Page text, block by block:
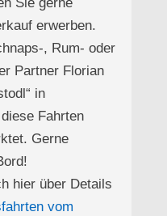
Sie gerne
erwerben.
, Rum- oder
Partner Florian
in
Fahrten
Gerne
hier über Details
vom